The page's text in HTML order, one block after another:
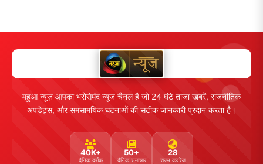
महुआ न्यूज़ आपका भरोसेमंद न्यूज़ चैनल है जो 24 घंटे ताजा खबरें, राजनीतिक
अपडेट्स, और समसामयिक घटनाओं की सटीक जानकारी प्रदान करता है।
40K+
दैनिक दर्शक
50+
दैनिक समाचार
28
राज्य कवरेज